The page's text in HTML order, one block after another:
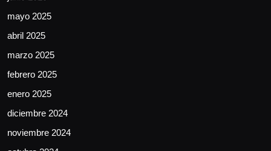
mayo 2025
abril 2025
marzo 2025
febrero 2025
enero 2025
diciembre 2024
noviembre 2024